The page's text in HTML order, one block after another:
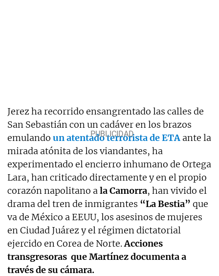
Jerez ha recorrido ensangrentado las calles de
San Sebastián con un cadáver en los brazos
emulando un atentado terrorista de ETA ante la
mirada atónita de los viandantes, ha
experimentado el encierro inhumano de Ortega
Lara, han criticado directamente y en el propio
corazón napolitano ala Camorra, han vivido el
drama del tren de inmigrantes “La Bestia” que
va de México a EEUU, los asesinos de mujeres
en Ciudad Juárez y el régimen dictatorial
ejercido en Corea de Norte.Acciones
transgresoras que Martínez documenta a
través de su cámara.